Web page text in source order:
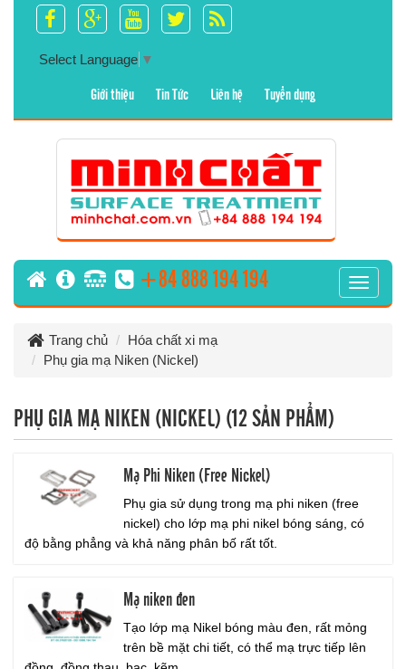
Select Language ▼
Giới thiệu Tin Tức Liên hệ Tuyển dụng
T
o
v
a
t
+84 888 194 194
Trang chủ
Hóa chất xi mạ
Phụ gia mạ Niken (Nickel)
PHỤ GIA MẠ NIKEN (NICKEL) (12 SẢN PHẨM)
Mạ Phi Niken (Free Nickel)
Phụ gia sử dụng trong mạ phi niken (free
nickel) cho lớp mạ phi nikel bóng sáng, có
độ bằng phẳng và khả năng phân bố rất tốt.
Mạ niken đen
Tạo lớp mạ Nikel bóng màu đen, rất mỏng
trên bề mặt chi tiết, có thể mạ trực tiếp lên